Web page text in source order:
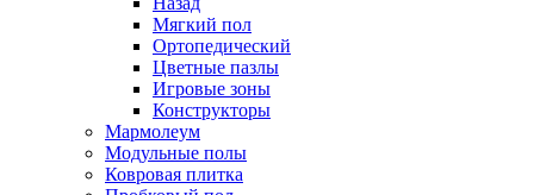
Мягкий пол
Ортопедический
Цветные пазлы
Игровые зоны
Конструкторы
Мармолеум
Модульные полы
Ковровая плитка